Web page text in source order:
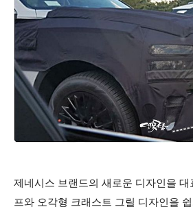
제네시스 브랜드의 새로운 디자인을 대
프와 오각형 크래스트 그릴 디자인을